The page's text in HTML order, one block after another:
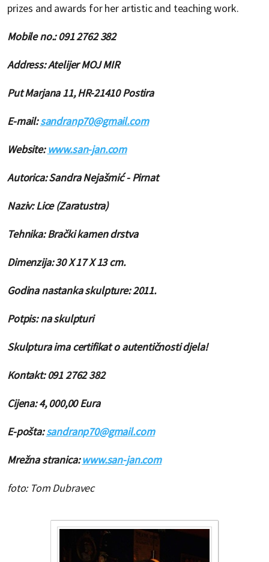
prizes and awards for her artistic and teaching work.
Mobile no.: 091 2762 382
Address: Atelijer MOJ MIR
Put Marjana 11, HR-21410 Postira
E-mail:sandranp70@gmail.com
Website:www.san-jan.com
Autorica: Sandra Nejašmić - Pirnat
Naziv: Lice (Zaratustra)
Tehnika: Brački kamen drstva
Dimenzija: 30 X 17 X 13 cm.
Godina nastanka skulpture: 2011.
Potpis: na skulpturi
Skulptura ima certifikat o autentičnosti djela!
Kontakt: 091 2762 382
Cijena: 4, 000,00 Eura
E-pošta:sandranp70@gmail.com
Mrežna stranica:www.san-jan.com
foto: Tom Dubravec